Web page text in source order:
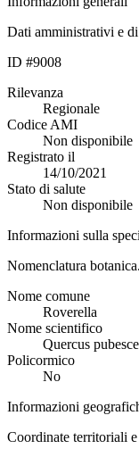
Dati amministrativi e
ID #9008
Rilevanza
Regionale
Codice AMI
Non disponibile
Registrato il
14/10/2021
Stato di salute
Non disponibile
Informazioni sulla
Nomenclatura botanica.
Nome comune
Roverella
Nome scientifico
Quercus
Policormico
No
Informazioni
Coordinate territoriali